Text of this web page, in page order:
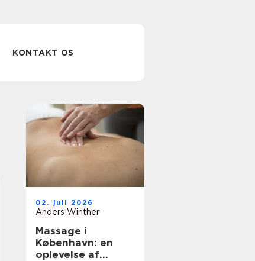
KONTAKT OS
02. juli 2026
Anders Winther
Massage i
København: en
oplevelse af